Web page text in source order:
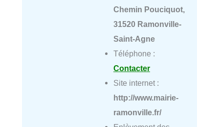
Chemin Pouciquot,
31520 Ramonville-
Saint-Agne
Téléphone :
Contacter
Site internet :
http://www.mairie-
ramonville.fr/